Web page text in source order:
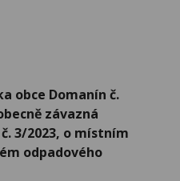
obce Domanín č.
závazná
3/2023, o místním
odpadového